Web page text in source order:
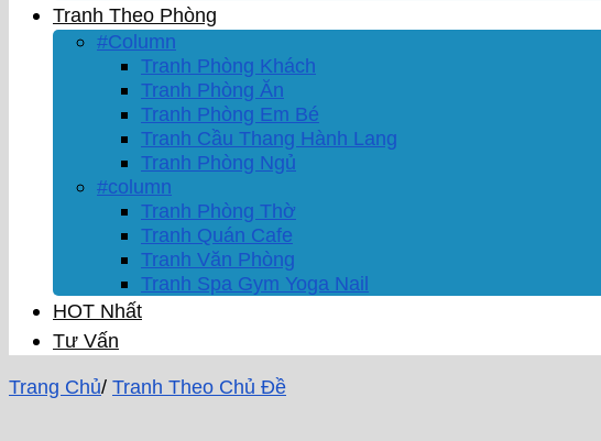
Tranh Theo Phòng
#Column
Tranh Phòng Khách
Tranh Phòng Ăn
Tranh Phòng Em Bé
Tranh Cầu Thang Hành Lang
Tranh Phòng Ngủ
#column
Tranh Phòng Thờ
Tranh Quán Cafe
Tranh Văn Phòng
Tranh Spa Gym Yoga Nail
HOT Nhất
Tư Vấn
Trang Chủ/ Tranh Theo Chủ Đề